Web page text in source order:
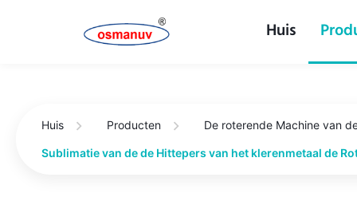
Huis
Huis Producten De roterende Machine van
Sublimatie van de de Hittepers van het klerenmetaal de